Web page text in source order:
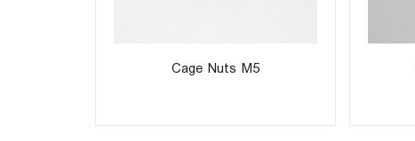
Cage Nuts M5